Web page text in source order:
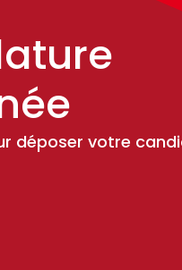
déposer votre